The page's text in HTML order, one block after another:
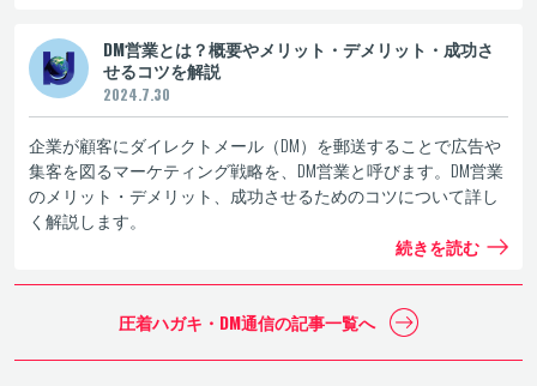
DM営業とは？概要やメリット・デメリット・成功さ
せるコツを解説
2024.7.30
企業が顧客にダイレクトメール（DM）を郵送することで広告や
集客を図るマーケティング戦略を、DM営業と呼びます。DM営業
のメリット・デメリット、成功させるためのコツについて詳し
く解説します。
続きを読む
圧着ハガキ・DM通信の記事一覧へ